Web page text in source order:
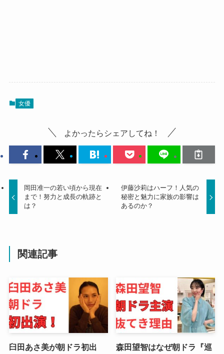
女優
よかったらシェアしてね！
岡田准一の若い頃から現在
まで！努力と成長の軌跡と
は？
伊藤沙莉はハーフ！人気の
秘密と魅力に家族の影響は
あるのか？
関連記事
臼田あさ美が朝ドラ初出
森田望智はなぜ朝ドラ『巡